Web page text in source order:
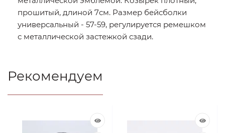
прошитый, длиной 7см. Размер бейсболки
универсальный - 57-59, регулируется ремешком
с металлической застежкой сзади.
Рекомендуем